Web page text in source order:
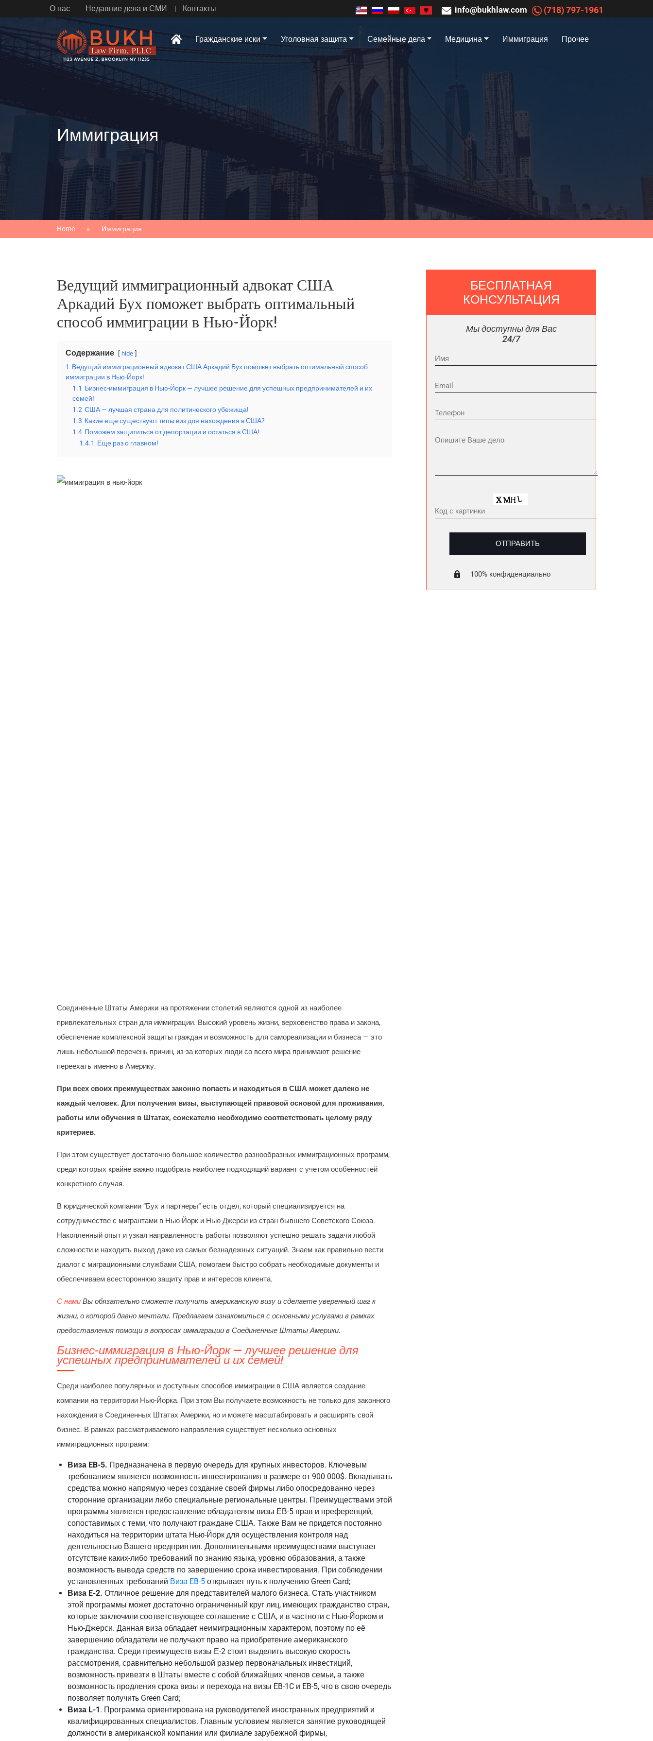
О нас Недавние дела и СМИ Контакты info@bukhlaw.com (718) 797-1961
Гражданские иски Уголовная защита Семейные дела Медицина Иммиграция Прочее
Иммиграция
Home Иммиграция
БЕСПЛАТНАЯ
КОНСУЛЬТАЦИЯ
Мы доступны для Вас
24/7
100% конфиденциально
Ведущий иммиграционный адвокат США
Аркадий Бух поможет выбрать оптимальный
способ иммиграции в Нью-Йорк!
Содержание hide
1 Ведущий иммиграционный адвокат США Аркадий Бух поможет выбрать оптимальный способ
иммиграции в Нью-Йорк!
1.1 Бизнес-иммиграция в Нью-Йорк — лучшее решение для успешных предпринимателей и их
семей!
1.2 США — лучшая страна для политического убежища!
1.3 Какие еще существуют типы виз для нахождения в США?
1.4 Поможем защититься от депортации и остаться в США!
1.4.1 Еще раз о главном!
Соединенные Штаты Америки на протяжении столетий являются одной из наиболее
привлекательных стран для иммиграции. Высокий уровень жизни, верховенство права и закона,
обеспечение комплексной защиты граждан и возможность для самореализации и бизнеса — это
лишь небольшой перечень причин, из-за которых люди со всего мира принимают решение
переехать именно в Америку.
При всех своих преимуществах законно попасть и находиться в США может далеко не
каждый человек. Для получения визы, выступающей правовой основой для проживания,
работы или обучения в Штатах, соискателю необходимо соответствовать целому ряду
критериев.
При этом существует достаточно большое количество разнообразных иммиграционных программ,
среди которых крайне важно подобрать наиболее подходящий вариант с учетом особенностей
конкретного случая.
В юридической компании “Бух и партнеры” есть отдел, который специализируется на
сотрудничестве с мигрантами в Нью-Йорк и Нью-Джерси из стран бывшего Советского Союза.
Накопленный опыт и узкая направленность работы позволяют успешно решать задачи любой
сложности и находить выход даже из самых безнадежных ситуаций. Знаем как правильно вести
диалог с миграционными службами США, помогаем быстро собрать необходимые документы и
обеспечиваем всестороннюю защиту прав и интересов клиента.
С нами Вы обязательно сможете получить американскую визу и сделаете уверенный шаг к
жизни, о которой давно мечтали. Предлагаем ознакомиться с основными услугами в рамках
предоставления помощи в вопросах иммиграции в Соединенные Штаты Америки.
Бизнес-иммиграция в Нью-Йорк — лучшее решение для
успешных предпринимателей и их семей!
Среди наиболее популярных и доступных способов иммиграции в США является создание
компании на территории Нью-Йорка. При этом Вы получаете возможность не только для законного
нахождения в Соединенных Штатах Америки, но и можете масштабировать и расширять свой
бизнес. В рамках рассматриваемого направления существует несколько основных
иммиграционных программ:
Виза EB-5. Предназначена в первую очередь для крупных инвесторов. Ключевым
требованием является возможность инвестирования в размере от 900 000$. Вкладывать
средства можно напрямую через создание своей фирмы либо опосредованно через
сторонние организации либо специальные региональные центры. Преимуществами этой
программы является предоставление обладателям визы ЕВ-5 прав и преференций,
сопоставимых с теми, что получают граждане США. Также Вам не придется постоянно
находиться на территории штата Нью-Йорк для осуществления контроля над
деятельностью Вашего предприятия. Дополнительными преимуществами выступает
отсутствие каких-либо требований по знанию языка, уровню образования, а также
возможность вывода средств по завершению срока инвестирования. При соблюдении
установленных требований Виза EB-5 открывает путь к получению Green Card;
Виза E-2. Отличное решение для представителей малого бизнеса. Стать участником
этой программы может достаточно ограниченный круг лиц, имеющих гражданство стран,
которые заключили соответствующее соглашение с США, и в частноти с Нью-Йорком и
Нью-Джерси. Данная виза обладает неимиграционным характером, поэтому по её
завершению обладатели не получают право на приобретение американского
гражданства. Среди преимуществ визы Е-2 стоит выделить высокую скорость
рассмотрения, сравнительно небольшой размер первоначальных инвестиций,
возможность привезти в Штаты вместе с собой ближайших членов семьи, а также
возможность продления срока визы и перехода на визы EB-1C и EB-5, что в свою очередь
позволяет получить Green Card;
Виза L-1. Программа ориентирована на руководителей иностранных предприятий и
квалифицированных специалистов. Главным условием является занятие руководящей
должности в американской компании или филиале зарубежной фирмы,